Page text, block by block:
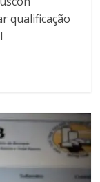
qualificação